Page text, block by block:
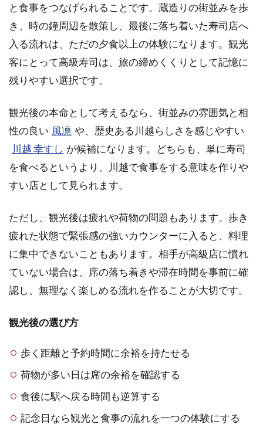
と食事をつなげられることです。蔵造りの街並みを歩
き、時の鐘周辺を散策し、最後に落ち着いた寿司店へ
入る流れは、ただの夕食以上の体験になります。観光
客にとって高級寿司は、旅の締めくくりとして記憶に
残りやすい選択です。
観光後の本命として考えるなら、街並みの雰囲気と相
性の良い 風凛 や、歴史ある川越らしさを感じやすい
川越 幸すし が候補になります。どちらも、単に寿司
を食べるというより、川越で食事をする意味を作りや
すい店として見られます。
ただし、観光後は疲れや荷物の問題もあります。歩き
疲れた状態で緊張感の強いカウンターに入ると、料理
に集中できないこともあります。相手が高級店に慣れ
ていない場合は、席の落ち着きや滞在時間を事前に確
認し、無理なく楽しめる流れを作ることが大切です。
観光後の選び方
歩く距離と予約時間に余裕を持たせる
荷物が多い日は席の余裕を確認する
食後に駅へ戻る時間も逆算する
記念日なら観光と食事の流れを一つの体験にする